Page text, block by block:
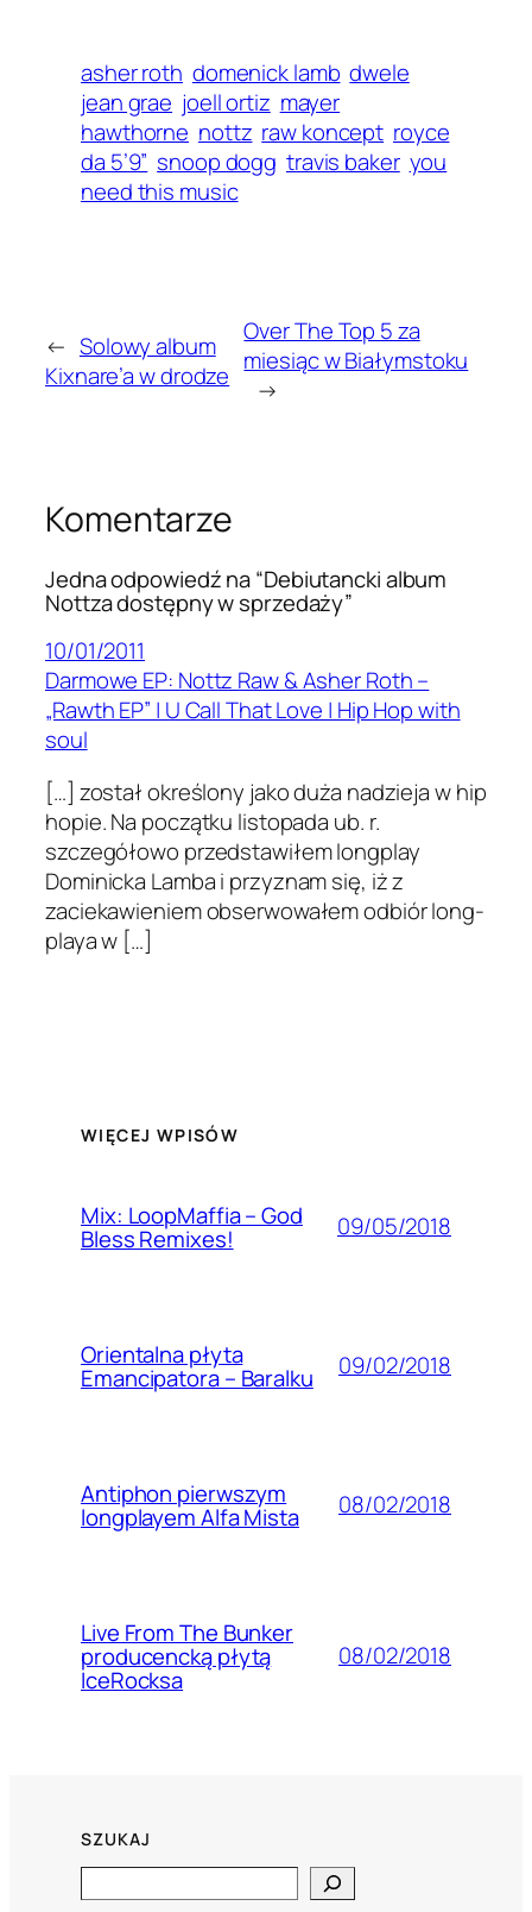
asher roth domenick lamb dwele
jean grae joell ortiz mayer
hawthorne nottz raw koncept royce
da 5’9” snoop dogg travis baker you
need this music
← Solowy album
Kixnare’a w drodze
Over The Top 5 za
miesiąc w Białymstoku
→
Komentarze
Jedna odpowiedź na “Debiutancki album
Nottza dostępny w sprzedaży”
10/01/2011
Darmowe EP: Nottz Raw & Asher Roth –
„Rawth EP” | U Call That Love | Hip Hop with
soul
[…] został określony jako duża nadzieja w hip
hopie. Na początku listopada ub. r.
szczegółowo przed­staw­iłem long­play
Dominicka Lamba i przyz­nam się, iż z
zaciekaw­ie­niem obser­wowałem odbiór long­
playa w […]
WIĘCEJ WPISÓW
Mix: LoopMaffia – God
Bless Remixes! 09/05/2018
Orientalna płyta
Emancipatora – Baralku 09/02/2018
Antiphon pierwszym
longplayem Alfa Mista 08/02/2018
Live From The Bunker
producencką płytą
IceRocksa
08/02/2018
SZUKAJ